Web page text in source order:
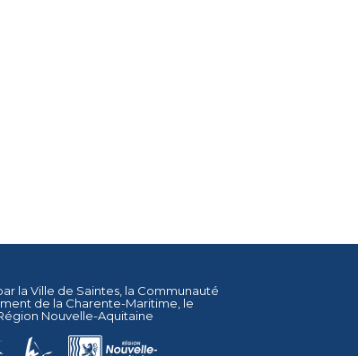
la Ville de Saintes , la Communauté
de la Charente-Maritime , le
Nouvelle-Aquitaine